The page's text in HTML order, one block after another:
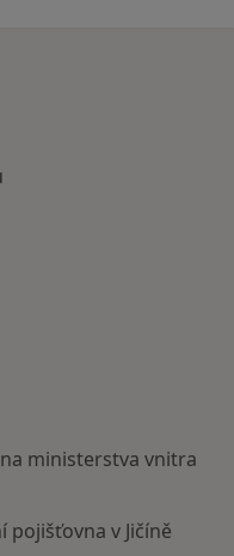
ministerstva vnitra
v Jičíně